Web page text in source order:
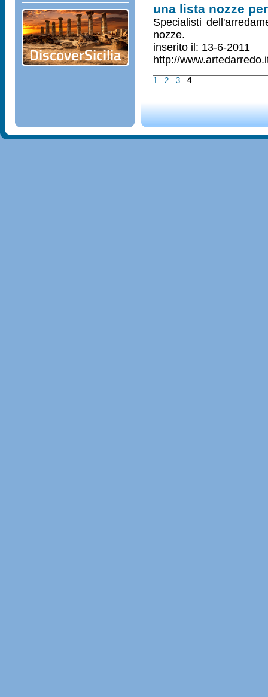
una lista nozze
Specialisti
nozze.
inserito il: 13-6-2011
http://
1 2 3 4